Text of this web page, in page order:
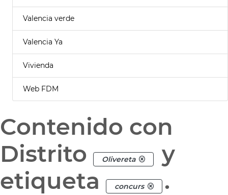
Valencia verde
Valencia Ya
Vivienda
Web FDM
Contenido con
Distrito
Olivereta
y
etiqueta
concurs .